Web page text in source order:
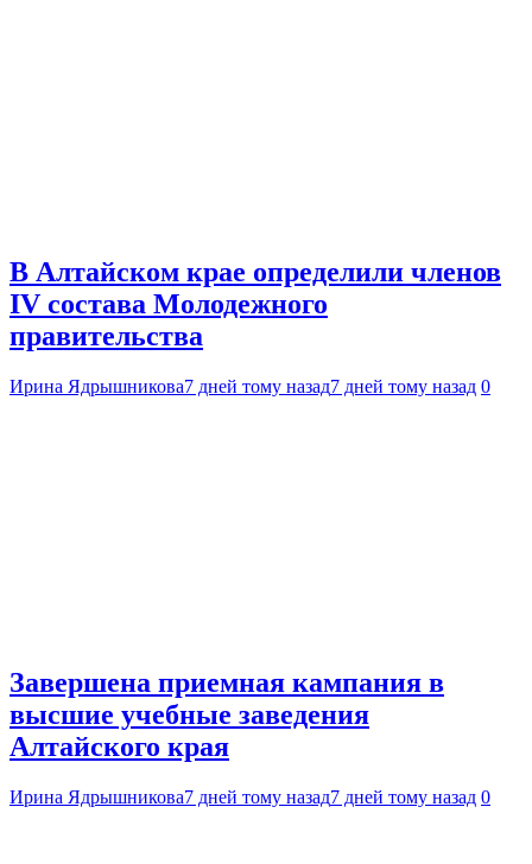
В Алтайском крае определили членов
IV состава Молодежного
правительства
Ирина Ядрышникова7 дней тому назад7 дней тому назад 0
Завершена приемная кампания в
высшие учебные заведения
Алтайского края
Ирина Ядрышникова7 дней тому назад7 дней тому назад 0